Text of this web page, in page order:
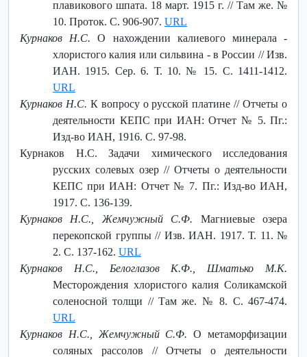
плавикового шпата. 18 март. 1915 г. // Там же. №
10. Проток. С. 906-907. URL
Курнаков Н.С.О нахождении калиевого минерала -
хлористого калия или сильвина - в России // Изв.
ИАН. 1915. Сер. 6. Т. 10. № 15. С. 1411-1412.
URL
Курнаков Н.С. К вопросу о русской платине // Отчеты о
деятельности КЕПС при ИАН: Отчет № 5. Пг.:
Изд-во ИАН, 1916. С. 97-98.
Курнаков Н.С. Задачи химического исследования
русских солевых озер // Отчеты о деятельности
КЕПС при ИАН: Отчет № 7. Пг.: Изд-во ИАН,
1917. С. 136-139.
Курнаков Н.С., Жемчужный С.Ф. Магниевые озера
перекопской группы // Изв. ИАН. 1917. Т. 11. №
2. С. 137-162. URL
Курнаков Н.С., Белоглазов К.Ф., Шматько М.К.
Месторождения хлористого калия Соликамской
соленосной толщи // Там же. № 8. С. 467-474.
URL
Курнаков Н.С., Жемчужный С.Ф. О метаморфизации
соляных рассолов // Отчеты о деятельности